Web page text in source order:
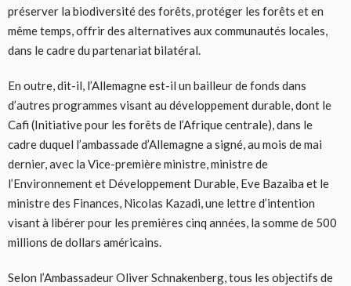
préserver la biodiversité des forêts, protéger les forêts et en
même temps, offrir des alternatives aux communautés locales,
dans le cadre du partenariat bilatéral.
En outre, dit-il, l’Allemagne est-il un bailleur de fonds dans
d’autres programmes visant au développement durable, dont le
Cafi (Initiative pour les forêts de l’Afrique centrale), dans le
cadre duquel l’ambassade d’Allemagne a signé, au mois de mai
dernier, avec la Vice-première ministre, ministre de
l’Environnement et Développement Durable, Eve Bazaiba et le
ministre des Finances, Nicolas Kazadi, une lettre d’intention
visant à libérer pour les premières cinq années, la somme de 500
millions de dollars américains.
Selon l’Ambassadeur Oliver Schnakenberg, tous les objectifs de